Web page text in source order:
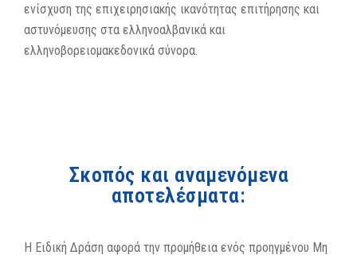
ενίσχυση της επιχειρησιακής ικανότητας επιτήρησης και
αστυνόμευσης στα ελληνοαλβανικά και
ελληνοβορειομακεδονικά σύνορα.
Σκοπός και αναμενόμενα
αποτελέσματα:
Η Ειδική Δράση αφορά την προμήθεια ενός προηγμένου Μη